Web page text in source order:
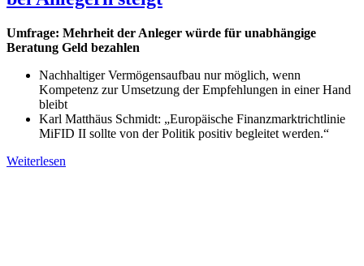
Umfrage: Mehrheit der Anleger würde für unabhängige
Beratung Geld bezahlen
Nachhaltiger Vermögensaufbau nur möglich, wenn
Kompetenz zur Umsetzung der Empfehlungen in einer Hand
bleibt
Karl Matthäus Schmidt: „Europäische Finanzmarktrichtlinie
MiFID II sollte von der Politik positiv begleitet werden.“
Weiterlesen